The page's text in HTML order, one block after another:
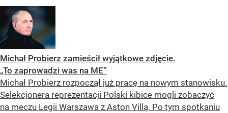
Michał Probierz zamieścił wyjątkowe zdjęcie.
„To zaprowadzi was na ME”
Michał Probierz rozpoczął już pracę na nowym stanowisku.
Selekcjonera reprezentacji Polski kibice mogli zobaczyć
na meczu Legii Warszawa z Aston Villą. Po tym spotkaniu